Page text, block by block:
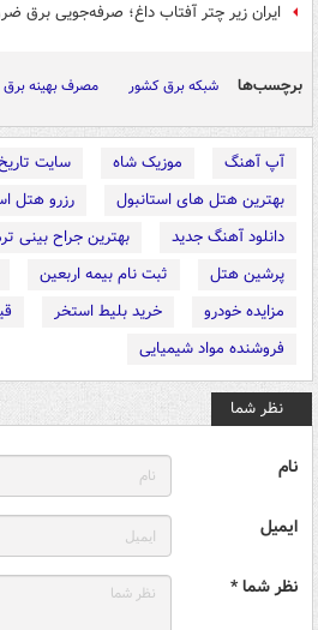
ایران زیر چتر آفتاب داغ؛ صرفه‌جویی برق
برچسب‌ها شبکه برق کشور مصرف بهینه برق
آپ آهنگ موزیک شاه
سایت
بهترین هتل های استانبول
رزرو هتل
دانلود آهنگ جدید
بهترین جراح بینی
پرشین هتل
ثبت نام بیمه اربعین
مزایده خودرو
خرید بلیط استخر
فروشنده مواد شیمیایی
نظر شما
نام
ایمیل
نظر شما *